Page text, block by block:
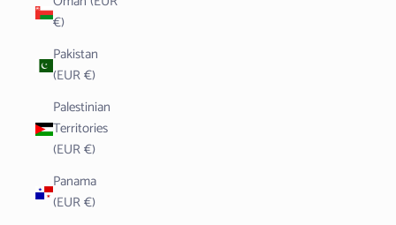
€)
Pakistan
(EUR €)
Palestinian
Territories
(EUR €)
Panama
(EUR €)